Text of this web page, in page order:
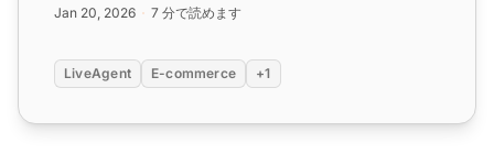
ティスを学びます。今すぐ無料トライアルを開始してく
Jan 20, 2026 7 分で読めます
LiveAgent E-commerce +1